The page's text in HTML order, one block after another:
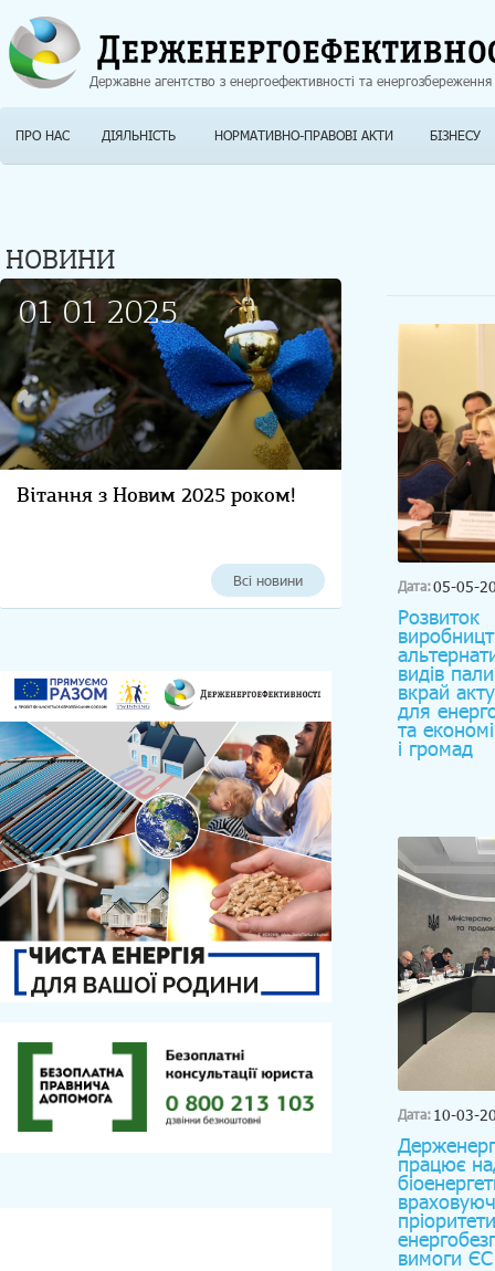
Державне агентство з енергоефективності та енергозбереження
ПРО НАС ДІЯЛЬНІСТЬ НОРМАТИВНО-ПРАВОВІ АКТИ БІЗНЕСУ
НОВИНИ
01 01 2025
Вітання з Новим 2025 роком!
Всі новини Дата:05-05-
Розвиток
видів
вкрай
для
та
і громад
Дата:10-03-
працює
пріоритети
вимоги ЄС